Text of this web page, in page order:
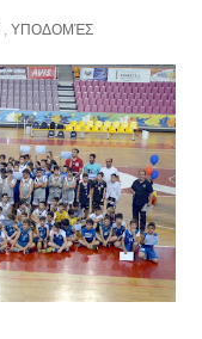
, ΥΠΟΔΟΜΈΣ